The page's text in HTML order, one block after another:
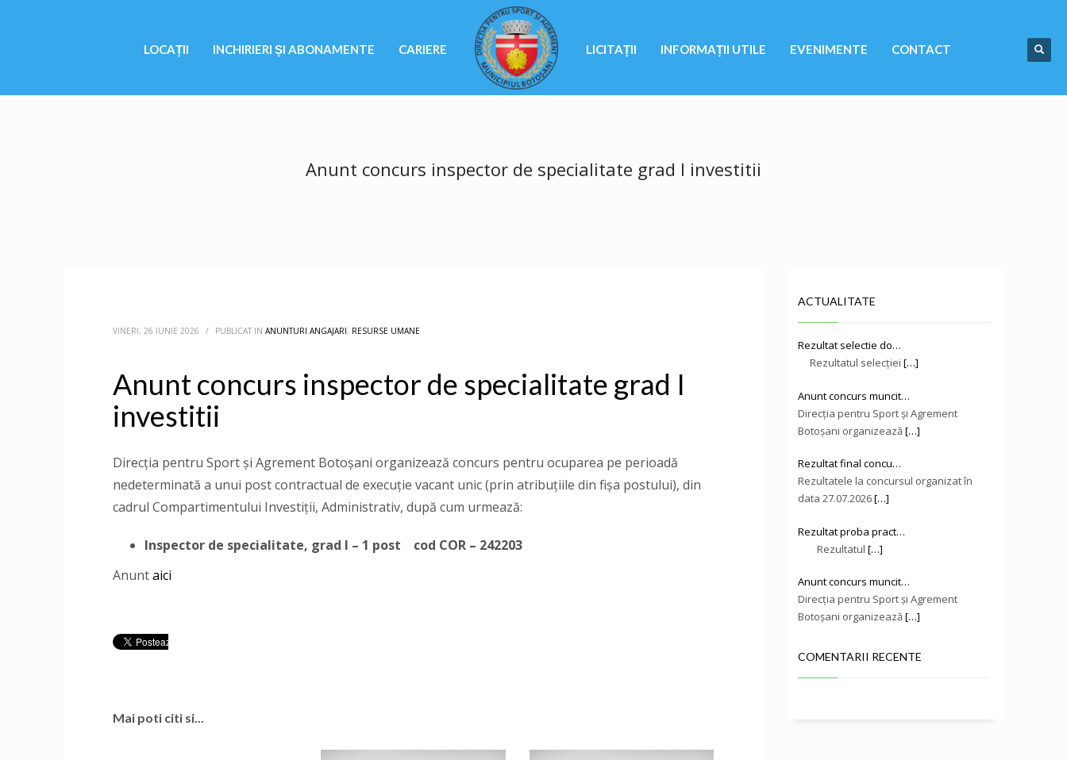
LOCAȚII INCHIRIERI ȘI ABONAMENTE CARIERE LICITAȚII INFORMAȚII UTILE EVENIMENTE CONTACT
Anunt concurs inspector de specialitate grad I investitii
VINERI, 26 IUNIE 2026 / PUBLICAT IN ANUNTURI ANGAJARI, RESURSE UMANE
Anunt concurs inspector de specialitate grad I
investitii
Direcţia pentru Sport și Agrement Botoşani organizează concurs pentru ocuparea pe perioadă
nedeterminată a unui post contractual de execuție vacant unic (prin atribuțiile din fișa postului), din
cadrul Compartimentului Investiții, Administrativ, după cum urmează:
Inspector de specialitate, grad I – 1 post cod COR – 242203
Anuntaici
Mai poti citi si...
ACTUALITATE
Rezultat selectie do…
Rezultatul selecției […]
Anunt concurs muncit…
Direcţia pentru Sport și Agrement
Botoşani organizează[…]
Rezultat final concu…
Rezultatele la concursul organizat în
data 27.07.2026[…]
Rezultat proba pract…
Rezultatul […]
Anunt concurs muncit…
Direcţia pentru Sport și Agrement
Botoşani organizează[…]
COMENTARII RECENTE